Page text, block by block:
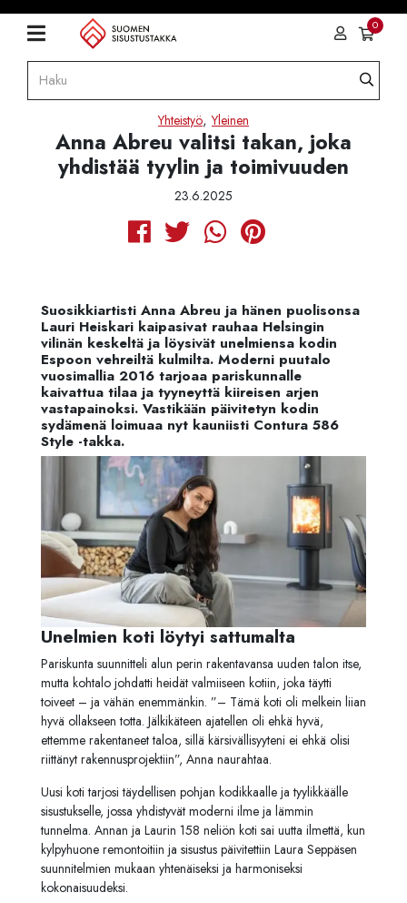
0
Yhteistyö,Yleinen
Anna Abreu valitsi takan, joka
yhdistää tyylin ja toimivuuden
23.6.2025
Suosikkiartisti Anna Abreu ja hänen puolisonsa
Lauri Heiskari kaipasivat rauhaa Helsingin
vilinän keskeltä ja löysivät unelmiensa kodin
Espoon vehreiltä kulmilta. Moderni puutalo
vuosimallia 2016 tarjoaa pariskunnalle
kaivattua tilaa ja tyyneyttä kiireisen arjen
vastapainoksi. Vastikään päivitetyn kodin
sydämenä loimuaa nyt kauniisti Contura 586
Style -takka.
Unelmien koti löytyi sattumalta
Pariskunta suunnitteli alun perin rakentavansa uuden talon itse,
mutta kohtalo johdatti heidät valmiiseen kotiin, joka täytti
toiveet – ja vähän enemmänkin. ”– Tämä koti oli melkein liian
hyvä ollakseen totta. Jälkikäteen ajatellen oli ehkä hyvä,
ettemme rakentaneet taloa, sillä kärsivällisyyteni ei ehkä olisi
riittänyt rakennusprojektiin”, Anna naurahtaa.
Uusi koti tarjosi täydellisen pohjan kodikkaalle ja tyylikkäälle
sisustukselle, jossa yhdistyvät moderni ilme ja lämmin
tunnelma. Annan ja Laurin 158 neliön koti sai uutta ilmettä, kun
kylpyhuone remontoitiin ja sisustus päivitettiin Laura Seppäsen
suunnitelmien mukaan yhtenäiseksi ja harmoniseksi
kokonaisuudeksi.